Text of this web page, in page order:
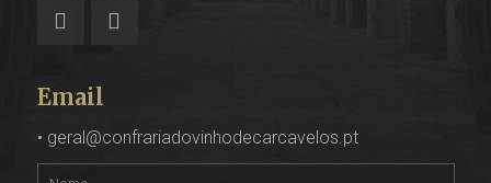
Email
• geral@confrariadovinhodecarcavelos.pt